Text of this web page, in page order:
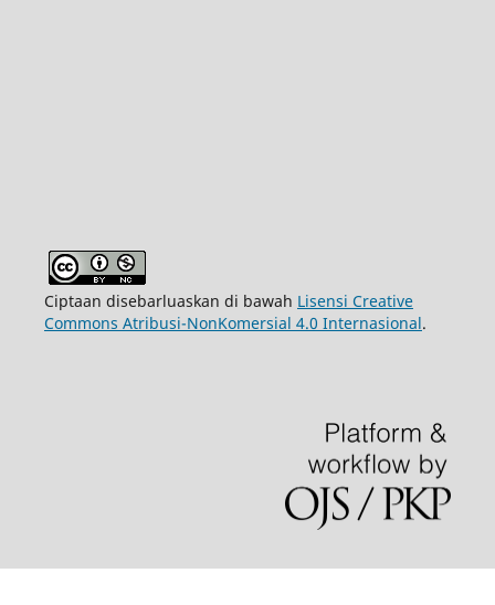
Ciptaan disebarluaskan di bawah Lisensi Creative
Commons Atribusi-NonKomersial 4.0 Internasional.